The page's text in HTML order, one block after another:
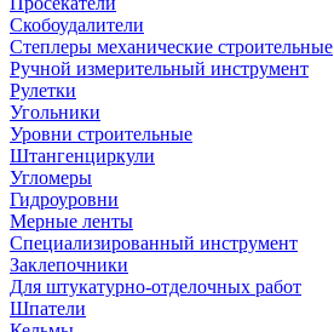
Скобоудалители
Степлеры механические строительные
Ручной измерительный инструмент
Рулетки
Угольники
Уровни строительные
Штангенциркули
Угломеры
Гидроуровни
Мерные ленты
Специализированный инструмент
Заклепочники
Для штукатурно-отделочных работ
Шпатели